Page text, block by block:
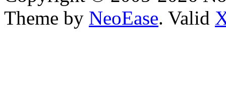
Theme by NeoEase. Valid